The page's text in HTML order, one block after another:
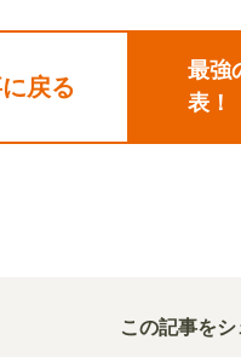
戻る
最強
表！
この記事をシ